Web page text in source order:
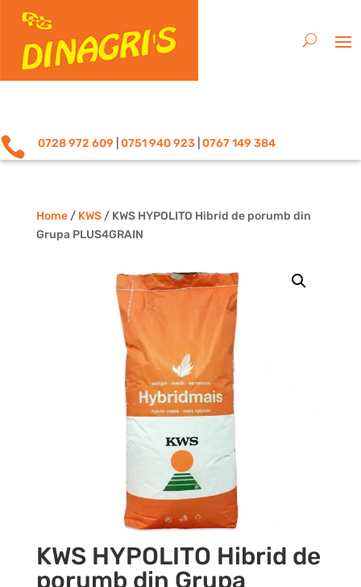
 0728 972 609 0751 940 923 0767 149 384
Home/ KWS/ KWS HYPOLITO Hibrid de porumb din
Grupa PLUS4GRAIN
KWS HYPOLITO Hibrid de
porumb din Grupa